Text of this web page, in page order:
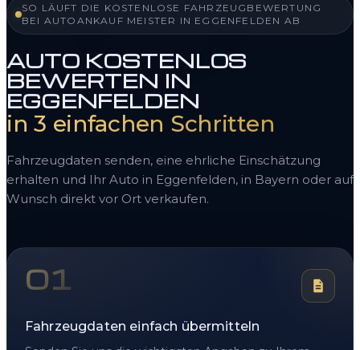
SO LÄUFT DIE KOSTENLOSE FAHRZEUGBEWERTUNG
BEI AUTOANKAUF MEISTER IN EGGENFELDEN AB
AUTO KOSTENLOS
BEWERTEN IN
EGGENFELDEN
in 3 einfachen Schritten
Fahrzeugdaten senden, eine ehrliche Einschätzung
erhalten und Ihr Auto in Eggenfelden, in Bayern oder auf
Wunsch direkt vor Ort verkaufen.
01
Fahrzeugdaten einfach übermitteln